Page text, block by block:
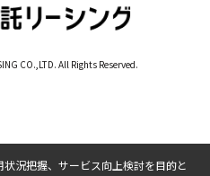
CO.,LTD. All Rights Reserved.
況把握、サービス向上検討を目的と